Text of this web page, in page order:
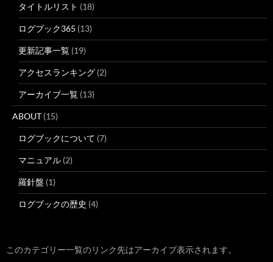
タイトルリスト (18)
ログブック365 (13)
更新記事一覧 (19)
アクセスランキング (2)
アーカイブ一覧 (13)
ABOUT (15)
ログブックについて (7)
マニュアル (2)
羅針盤 (1)
ログブックの歴史 (4)
このカテゴリー一覧のリンク先はアーカイブ表示されます。